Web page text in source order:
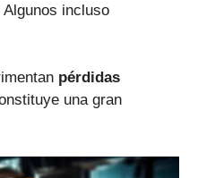
incluso
pérdidas
una gran